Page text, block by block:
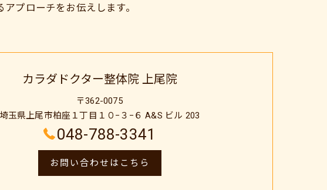
プローチをお伝えします。
カラダドクター整体院 上尾院
〒362-0075
埼玉県上尾市柏座１丁目１０−３−６ A&S ビル 203
048-788-3341
お問い合わせはこちら